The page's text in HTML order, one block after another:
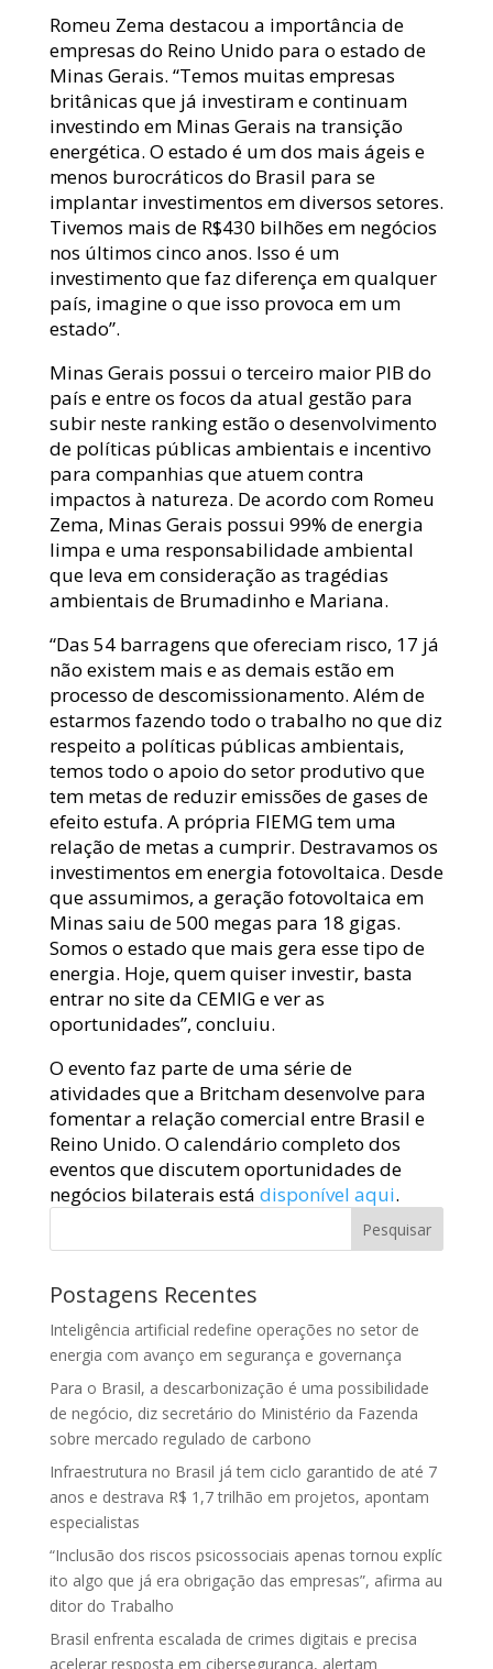
Romeu Zema destacou a importância de
empresas do Reino Unido para o estado de
Minas Gerais. “Temos muitas empresas
britânicas que já investiram e continuam
investindo em Minas Gerais na transição
energética. O estado é um dos mais ágeis e
menos burocráticos do Brasil para se
implantar investimentos em diversos setores.
Tivemos mais de R$430 bilhões em negócios
nos últimos cinco anos. Isso é um
investimento que faz diferença em qualquer
país, imagine o que isso provoca em um
estado”.
Minas Gerais possui o terceiro maior PIB do
país e entre os focos da atual gestão para
subir neste ranking estão o desenvolvimento
de políticas públicas ambientais e incentivo
para companhias que atuem contra
impactos à natureza. De acordo com Romeu
Zema, Minas Gerais possui 99% de energia
limpa e uma responsabilidade ambiental
que leva em consideração as tragédias
ambientais de Brumadinho e Mariana.
“Das 54 barragens que ofereciam risco, 17 já
não existem mais e as demais estão em
processo de descomissionamento. Além de
estarmos fazendo todo o trabalho no que diz
respeito a políticas públicas ambientais,
temos todo o apoio do setor produtivo que
tem metas de reduzir emissões de gases de
efeito estufa. A própria FIEMG tem uma
relação de metas a cumprir. Destravamos os
investimentos em energia fotovoltaica. Desde
que assumimos, a geração fotovoltaica em
Minas saiu de 500 megas para 18 gigas.
Somos o estado que mais gera esse tipo de
energia. Hoje, quem quiser investir, basta
entrar no site da CEMIG e ver as
oportunidades”, concluiu.
O evento faz parte de uma série de
atividades que a Britcham desenvolve para
fomentar a relação comercial entre Brasil e
Reino Unido. O calendário completo dos
eventos que discutem oportunidades de
negócios bilaterais está disponível aqui.
Pesquisar
Postagens Recentes
Inteligência artificial redefine operações no setor de
energia com avanço em segurança e governança
Para o Brasil, a descarbonização é uma possibilidade
de negócio, diz secretário do Ministério da Fazenda
sobre mercado regulado de carbono
Infraestrutura no Brasil já tem ciclo garantido de até 7
anos e destrava R$ 1,7 trilhão em projetos, apontam
especialistas
“Inclusão dos riscos psicossociais apenas tornou explíc
ito algo que já era obrigação das empresas”, afirma au
ditor do Trabalho
Brasil enfrenta escalada de crimes digitais e precisa
acelerar resposta em cibersegurança, alertam